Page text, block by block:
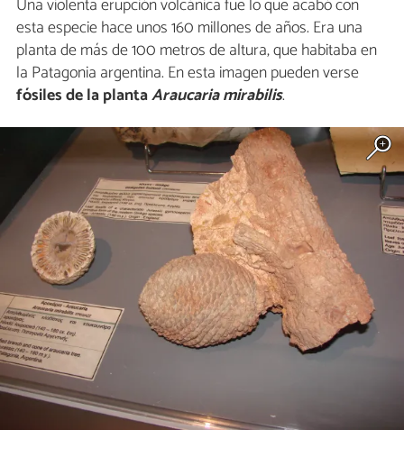
Una violenta erupción volcánica fue lo que acabó con
esta especie hace unos 160 millones de años. Era una
planta de más de 100 metros de altura, que habitaba en
la Patagonia argentina. En esta imagen pueden verse
fósiles de la plantaAraucaria mirabilis.